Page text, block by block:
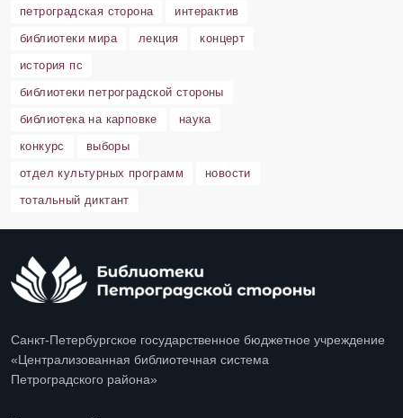
петроградская сторона
интерактив
библиотеки мира
лекция
концерт
история пс
библиотеки петроградской стороны
библиотека на карповке
наука
конкурс
выборы
отдел культурных программ
новости
тотальный диктант
Санкт-Петербургское государственное бюджетное учреждение
«Централизованная библиотечная система
Петроградского района»